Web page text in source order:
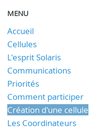
MENU
Accueil
Cellules
L'esprit Solaris
Communications
Priorités
Comment participer
Création d'une cellule
Les Coordinateurs